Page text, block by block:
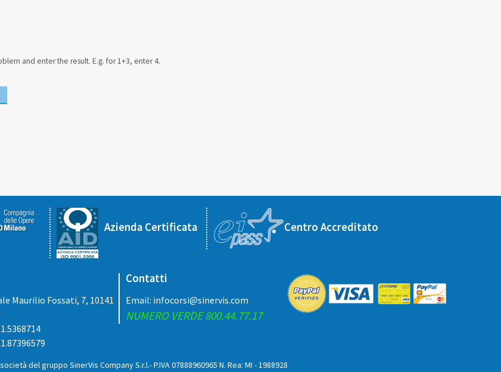
and enter the result. E.g. for 1+3, enter 4.
Azienda Certificata Centro Accreditato
Maurilio Fossati, 7, 10141
Contatti
Email: infocorsi@sinervis.com
NUMERO VERDE 800.44.77.17
del gruppo SinerVis Company S.r.l.- P.IVA 07888960965 N. Rea: MI - 1988928